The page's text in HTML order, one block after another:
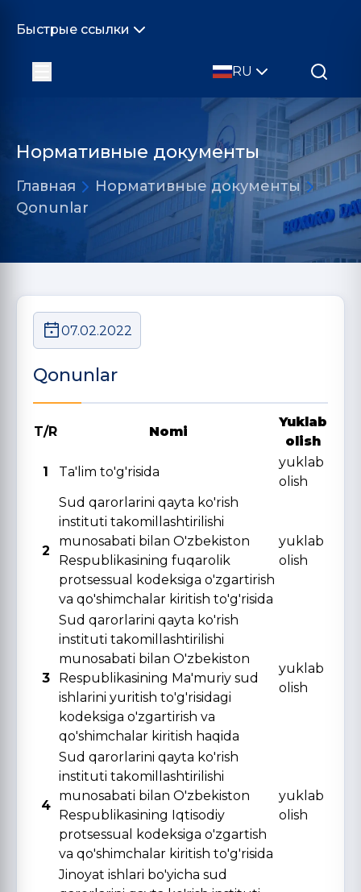
Быстрые ссылки
RU
Нормативные документы
Главная
Нормативные документы
Qonunlar
07.02.2022
Qonunlar
T/R Nomi
Yuklab
olish
1
Ta'lim to'g'risida
yuklab
olish
2
Sud qarorlarini qayta ko'rish
instituti takomillashtirilishi
munosabati bilan O'zbekiston
Respublikasining fuqarolik
protsessual kodeksiga o'zgartirish
va qo'shimchalar kiritish to'g'risida
yuklab
olish
3
Sud qarorlarini qayta ko'rish
instituti takomillashtirilishi
munosabati bilan O'zbekiston
Respublikasining Ma'muriy sud
ishlarini yuritish to'g'risidagi
kodeksiga o'zgartirish va
qo'shimchalar kiritish haqida
yuklab
olish
4
Sud qarorlarini qayta ko'rish
instituti takomillashtirilishi
munosabati bilan O'zbekiston
Respublikasining Iqtisodiy
protsessual kodeksiga o'zgartish
va qo'shimchalar kiritish to'g'risida
yuklab
olish
Jinoyat ishlari bo'yicha sud